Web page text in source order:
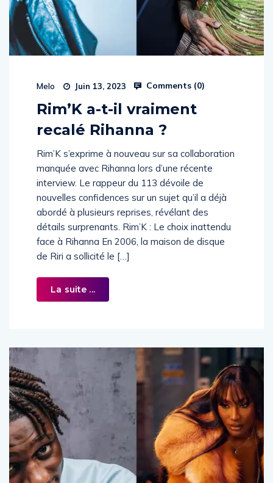
Melo Juin 13, 2023 Comments (0)
Rim’K a-t-il vraiment
recalé Rihanna ?
Rim’K s’exprime à nouveau sur sa collaboration
manquée avec Rihanna lors d’une récente
interview. Le rappeur du 113 dévoile de
nouvelles confidences sur un sujet qu’il a déjà
abordé à plusieurs reprises, révélant des
détails surprenants. Rim’K : Le choix inattendu
face à Rihanna En 2006, la maison de disque
de Riri a sollicité le […]
La suite ...